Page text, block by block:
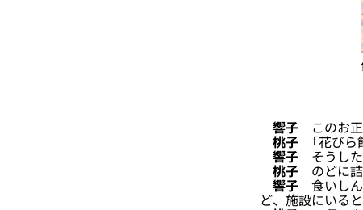
響子 このお
桃子 「花びら
響子 そうし
桃子 のどに
響子 食いし
ど、施設にいる